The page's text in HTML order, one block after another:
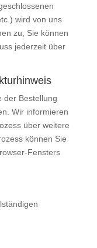
wird von uns
zu, Sie können
jederzeit über
der Bestellung
Wir informieren
über weitere
können Sie
Fensters